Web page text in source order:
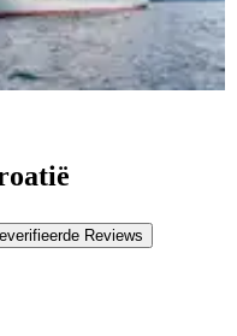
Reviews